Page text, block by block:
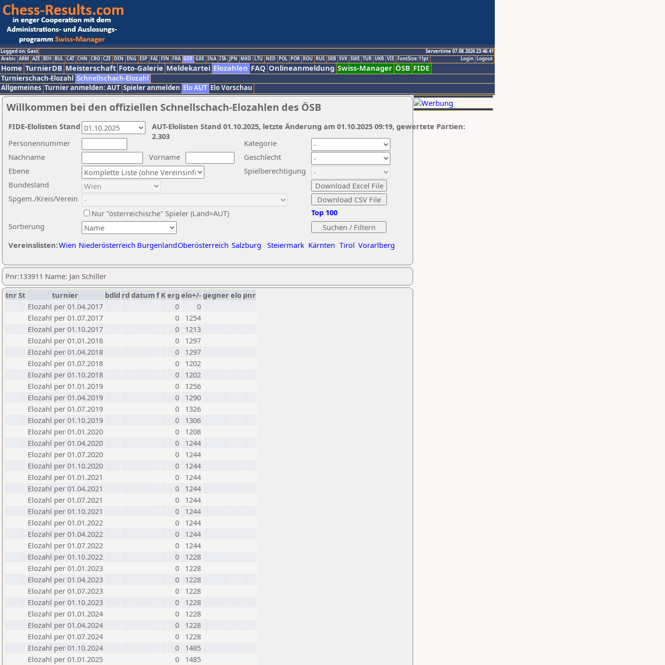
Logged on: Gast
Servertime 07.08.2026 23:46:41
Logout
Login
Arabic ARM AZE BIH BUL CAT CHN CRO CZE DEN ENG ESP FAI FIN FRA GER GRE INA ITA JPN MKD LTU NED POL POR ROU RUS SRB SVK SWE TUR UKR VIE FontSize:11pt
Home TurnierDB Meisterschaft Foto-Galerie Meldekartei Elozahlen FAQ Onlineanmeldung Swiss-Manager ÖSB FIDE
Turnierschach-Elozahl Schnellschach-Elozahl
Allgemeines Turnier anmelden: AUT Spieler anmelden Elo AUT Elo Vorschau
Willkommen bei den offiziellen Schnellschach-Elozahlen des ÖSB
Nachname
Vorname
Ebene
Kategorie
Sortierung
Personennummer
Bundesland
Spgem./Kreis/Verein
Geschlecht
Nur "österreichische" Spieler (Land=AUT)
Spielberechtigung
Vereinslisten:Wien Niederösterreich BurgenlandOberösterreich Salzburg Steiermark Kärnten Tirol Vorarlberg
Top 100
AUT-Elolisten Stand 01.10.2025, letzte Änderung am 01.10.2025 09:19, gewertete Partien:
2.303
FIDE-Elolisten Stand
Pnr:133911 Name: Jan Schiller
tnrSt turnier bdld rd datumf Kerg elo+/-gegnerelo pnr
Elozahl per 01.04.2017
0
0
Elozahl per 01.07.2017
0
1254
Elozahl per 01.10.2017
0
1213
Elozahl per 01.01.2018
0
1297
Elozahl per 01.04.2018
0
1297
Elozahl per 01.07.2018
0
1202
Elozahl per 01.10.2018
0
1202
Elozahl per 01.01.2019
0
1256
Elozahl per 01.04.2019
0
1290
Elozahl per 01.07.2019
0
1326
Elozahl per 01.10.2019
0
1306
Elozahl per 01.01.2020
0
1208
Elozahl per 01.04.2020
0
1244
Elozahl per 01.07.2020
0
1244
Elozahl per 01.10.2020
0
1244
Elozahl per 01.01.2021
0
1244
Elozahl per 01.04.2021
0
1244
Elozahl per 01.07.2021
0
1244
Elozahl per 01.10.2021
0
1244
Elozahl per 01.01.2022
0
1244
Elozahl per 01.04.2022
0
1244
Elozahl per 01.07.2022
0
1244
Elozahl per 01.10.2022
0
1228
Elozahl per 01.01.2023
0
1228
Elozahl per 01.04.2023
0
1228
Elozahl per 01.07.2023
0
1228
Elozahl per 01.10.2023
0
1228
Elozahl per 01.01.2024
0
1228
Elozahl per 01.04.2024
0
1228
Elozahl per 01.07.2024
0
1228
Elozahl per 01.10.2024
0
1485
Elozahl per 01.01.2025
0 1485